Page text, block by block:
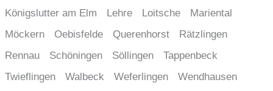
Königslutter am Elm
Lehre Loitsche
Mariental
Möckern
Oebisfelde Querenhorst
Rätzlingen
Rennau
Schöningen Söllingen
Tappenbeck
Twieflingen
Walbeck Weferlingen
Wendhausen